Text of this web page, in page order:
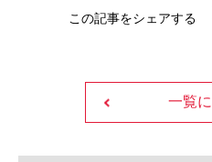
この記事をシェアする
一覧